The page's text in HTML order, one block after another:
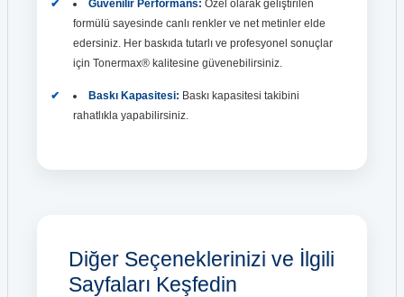
Güvenilir Performans: Özel olarak geliştirilen
formülü sayesinde canlı renkler ve net metinler elde
edersiniz. Her baskıda tutarlı ve profesyonel sonuçlar
için Tonermax® kalitesine güvenebilirsiniz.
Baskı Kapasitesi: Baskı kapasitesi takibini
rahatlıkla yapabilirsiniz.
Diğer Seçeneklerinizi ve İlgili
Sayfaları Keşfedin